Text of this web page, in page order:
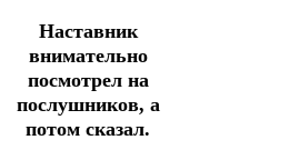
Наставник
внимательно
посмотрел на
послушников, а
потом сказал.